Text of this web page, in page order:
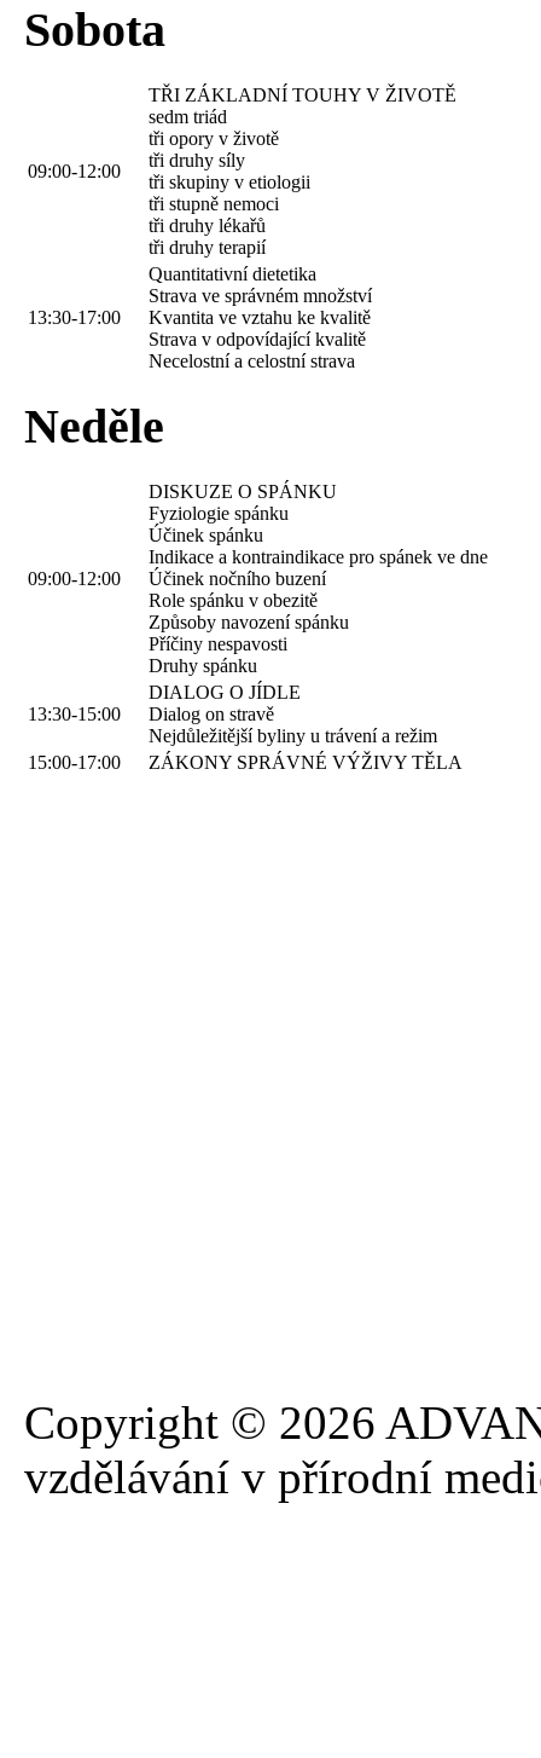
Sobota
09:00-12:00
TŘI ZÁKLADNÍ TOUHY V ŽIVOTĚ
sedm triád
tři opory v životě
tři druhy síly
tři skupiny v etiologii
tři stupně nemoci
tři druhy lékařů
tři druhy terapií
13:30-17:00
Quantitativní dietetika
Strava ve správném množství
Kvantita ve vztahu ke kvalitě
Strava v odpovídající kvalitě
Necelostní a celostní strava
Neděle
09:00-12:00
DISKUZE O SPÁNKU
Fyziologie spánku
Účinek spánku
Indikace a kontraindikace pro spánek ve dne
Účinek nočního buzení
Role spánku v obezitě
Způsoby navození spánku
Příčiny nespavosti
Druhy spánku
13:30-15:00
DIALOG O JÍDLE
Dialog on stravě
Nejdůležitější byliny u trávení a režim
15:00-17:00
ZÁKONY SPRÁVNÉ VÝŽIVY TĚLA
Copyright © 2026
vzdělávání v přírodní